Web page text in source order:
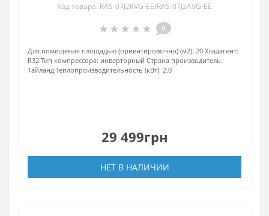
Код товара: RAS-07J2KVG-EE/RAS-07J2AVG-EE
0
Для помещения площадью (ориентировочно) (м2): 20 Хладагент:
R32 Тип компрессора: инверторный Страна производитель:
Тайланд Теплопроизводительность (кВт): 2.0
29 499грн
НЕТ В НАЛИЧИИ